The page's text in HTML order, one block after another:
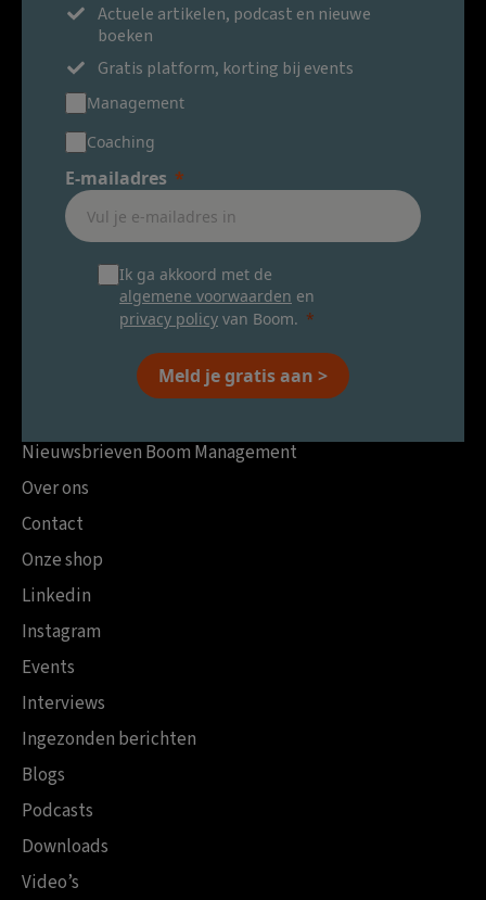
Actuele artikelen, podcast en nieuwe
boeken
Gratis platform, korting bij events
Management
Coaching
E-mailadres
Ik ga akkoord met de
algemene voorwaarden en
privacy policy van Boom.
Meld je gratis aan >
Nieuwsbrieven Boom Management
Over ons
Contact
Onze shop
Linkedin
Instagram
Events
Interviews
Ingezonden berichten
Blogs
Podcasts
Downloads
Video’s